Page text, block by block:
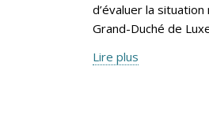
d’évaluer la
Grand-Duché de
Lire plus